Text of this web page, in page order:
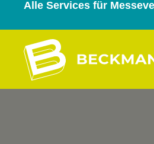
Alle Services für